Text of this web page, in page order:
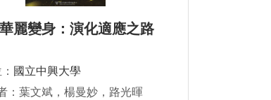
麗變身：演化適應之路
國立中興大學
：葉文斌，楊曼妙，路光暉